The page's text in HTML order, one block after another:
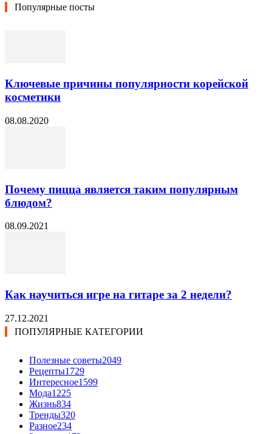
Популярные посты
Ключевые причины популярности корейской
косметики
08.08.2020
Почему пицца является таким популярным
блюдом?
08.09.2021
Как научиться игре на гитаре за 2 недели?
27.12.2021
ПОПУЛЯРНЫЕ КАТЕГОРИИ
Полезные советы2049
Рецепты1729
Интересное1599
Мода1225
Жизнь834
Тренды320
Разное234